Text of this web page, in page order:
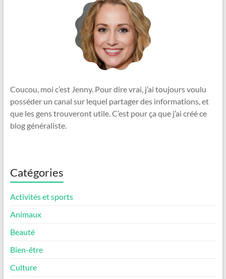
Coucou, moi c’est Jenny. Pour dire vrai, j’ai toujours voulu
posséder un canal sur lequel partager des informations, et
que les gens trouveront utile. C’est pour ça que j’ai créé ce
blog généraliste.
Catégories
Activités et sports
Animaux
Beauté
Bien-être
Culture